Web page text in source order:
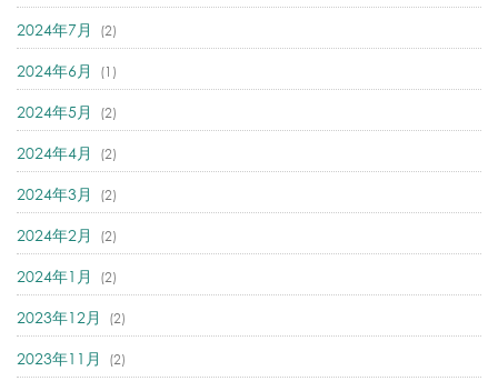
2024年7月 (2)
2024年6月 (1)
2024年5月 (2)
2024年4月 (2)
2024年3月 (2)
2024年2月 (2)
2024年1月 (2)
2023年12月 (2)
2023年11月 (2)